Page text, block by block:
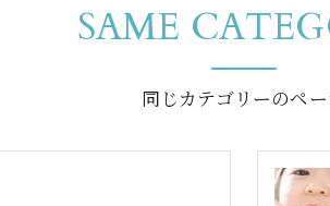
同じカテゴリーのペ
SAME